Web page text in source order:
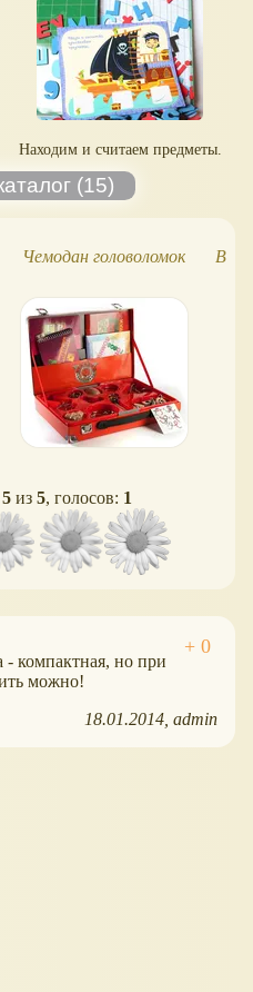
Находим и считаем предметы.
Чемодан головоломок
5 из 5, голосов: 1
- компактная, но при
можно!
18.01.2014 admin